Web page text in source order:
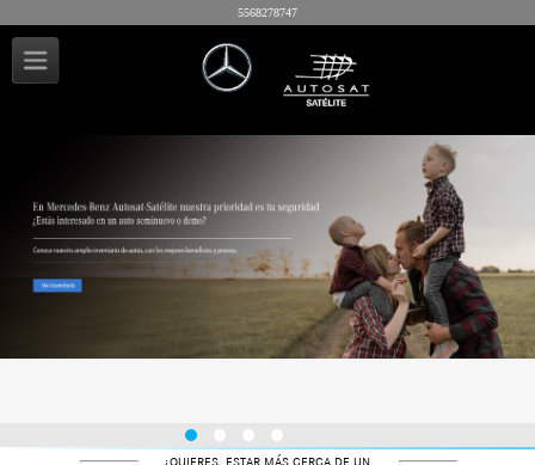
5568278747
¿QUIERES. ESTAR MÁS CERCA DE UN